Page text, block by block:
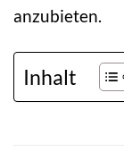
anzubieten.
Inhalt